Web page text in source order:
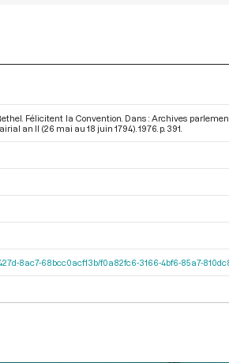
Félicitent la Convention. Dans : Archives
an II (26 mai au 18 juin 1794) . 1976. p. 391.
427d-8ac7-68bcc0acf13b/f0a82fc6-3166-4bf6-85a7-